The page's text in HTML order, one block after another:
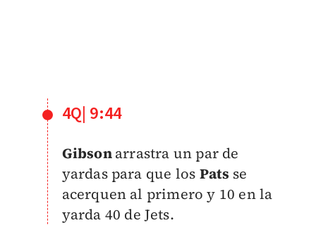
4Q| 9:44
Gibsonarrastra un par de
yardas para que los Pats se
acerquen al primero y 10 en la
yarda 40 de Jets.